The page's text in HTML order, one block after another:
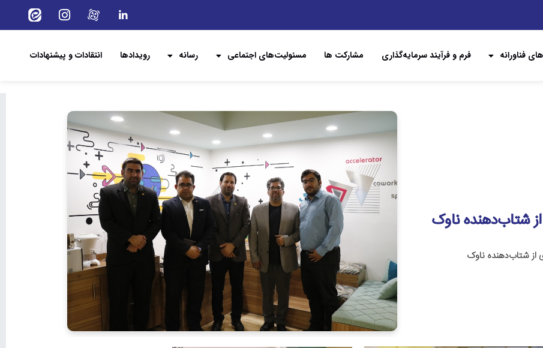
فناورانه فرم و فرآیند سرمایه‌گذاری مشارکت ها مسئولیت‌های اجتماعی رسانه رویدادها انتقادات و پیشنهادات
شتاب‌دهنده ناوک
از شتاب‌دهنده ناوک